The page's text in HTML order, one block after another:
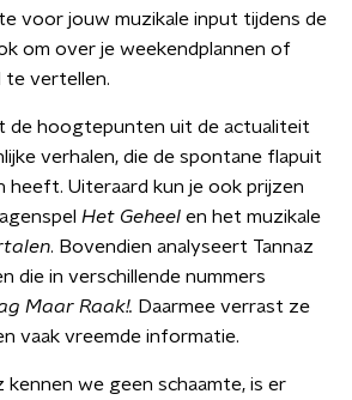
voor jouw muzikale input tijdens de
om over je weekendplannen of
te vertellen.
de hoogtepunten uit de actualiteit
verhalen, die de spontane flapuit
heeft. Uiteraard kun je ook prijzen
Het Geheel en het muzikale
. Bovendien analyseert Tannaz
die in verschillende nummers
Maar Raak!. Daarmee verrast ze
vaak vreemde informatie.
kennen we geen schaamte, is er